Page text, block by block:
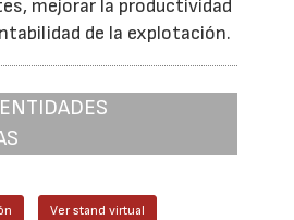
mejorar la productividad
de la explotación.
Ver stand virtual